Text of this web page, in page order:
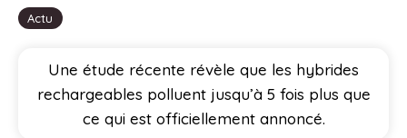
Actu
Une étude récente révèle que les hybrides
rechargeables polluent jusqu’à 5 fois plus que
ce qui est officiellement annoncé.